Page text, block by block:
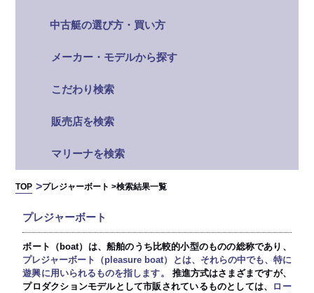
中古艇の選び方・買い方
メーカー・モデルから探す
こだわり検索
販売店を検索
マリーナを検索
TOP プレジャーボート >検索結果一覧
プレジャーボート
ボート（boat）は、船舶のうち比較的小型のものの総称であり、
プレジャーボート（pleasure boat）とは、それらの中でも、特に
遊興に用いられるものを指します。
推進方式はさまざまですが、
プロダクションモデルとして市販されているものとしては、
ロー